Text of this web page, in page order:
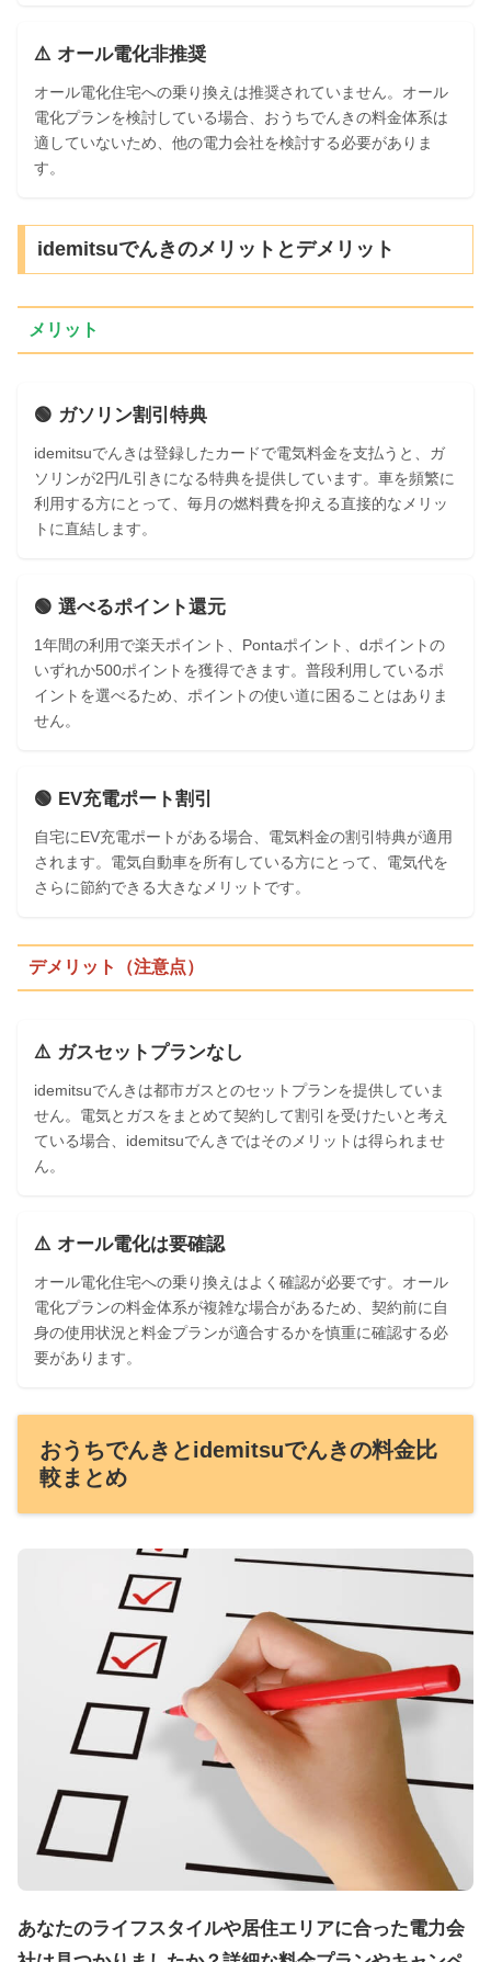
⚠️ オール電化非推奨
オール電化住宅への乗り換えは推奨されていません。オール
電化プランを検討している場合、おうちでんきの料金体系は
適していないため、他の電力会社を検討する必要がありま
す。
idemitsuでんきのメリットとデメリット
メリット
🟢 ガソリン割引特典
idemitsuでんきは登録したカードで電気料金を支払うと、ガ
ソリンが2円/L引きになる特典を提供しています。車を頻繁に
利用する方にとって、毎月の燃料費を抑える直接的なメリッ
トに直結します。
🟢 選べるポイント還元
1年間の利用で楽天ポイント、Pontaポイント、dポイントの
いずれか500ポイントを獲得できます。普段利用しているポ
イントを選べるため、ポイントの使い道に困ることはありま
せん。
🟢 EV充電ポート割引
自宅にEV充電ポートがある場合、電気料金の割引特典が適用
されます。電気自動車を所有している方にとって、電気代を
さらに節約できる大きなメリットです。
デメリット（注意点）
⚠️ ガスセットプランなし
idemitsuでんきは都市ガスとのセットプランを提供していま
せん。電気とガスをまとめて契約して割引を受けたいと考え
ている場合、idemitsuでんきではそのメリットは得られませ
ん。
⚠️ オール電化は要確認
オール電化住宅への乗り換えはよく確認が必要です。オール
電化プランの料金体系が複雑な場合があるため、契約前に自
身の使用状況と料金プランが適合するかを慎重に確認する必
要があります。
おうちでんきとidemitsuでんきの料金比
較まとめ
あなたのライフスタイルや居住エリアに合った電力会